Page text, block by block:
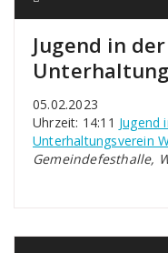
Jugend in
05.02.2023
Uhrzeit: 14:11 Jugend
Unterhaltungsverein
Gemeindefesthalle,